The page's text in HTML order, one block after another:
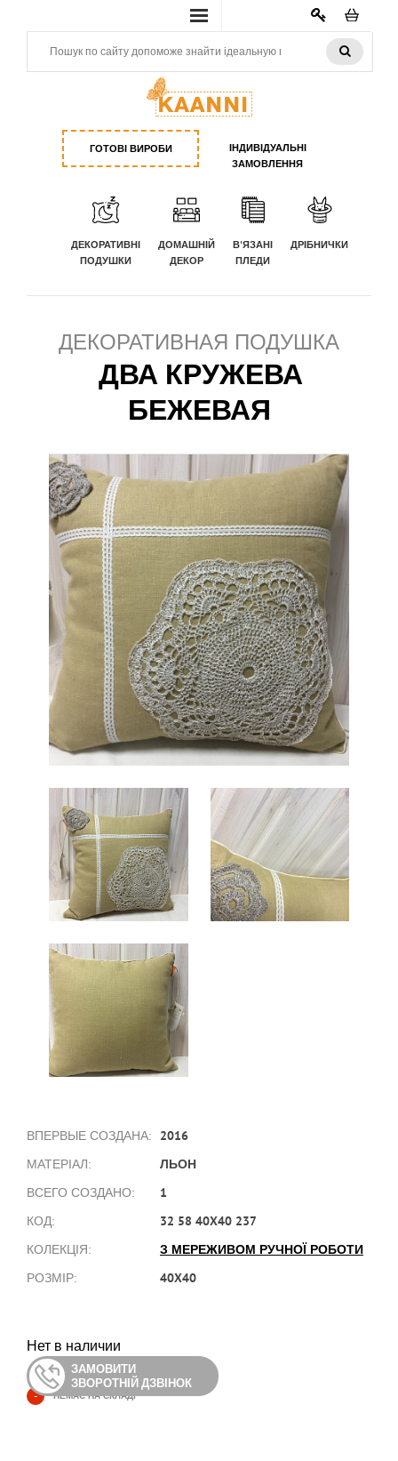
КАБИНЕТ
ГОТОВІ ВИРОБИ
ІНДИВІДУАЛЬНІ
ЗАМОВЛЕННЯ
ДЕКОРАТИВНІ
ПОДУШКИ
ДОМАШНІЙ
ДЕКОР
В'ЯЗАНІ
ПЛЕДИ
ДРІБНИЧКИ
ДЕКОРАТИВНАЯ ПОДУШКА
ДВА КРУЖЕВА
БЕЖЕВАЯ
ВПЕРВЫЕ СОЗДАНА: 2016
МАТЕРІАЛ: ЛЬОН
ВСЕГО СОЗДАНО: 1
КОД: 32 58 40X40 237
КОЛЕКЦІЯ: З МЕРЕЖИВОМ РУЧНОЇ РОБОТИ
РОЗМІР: 40X40
Нет в наличии
ЗАМОВИТИ
ЗВОРОТНІЙ ДЗВІНОК
- НЕМАЄ НА СКЛАДІ